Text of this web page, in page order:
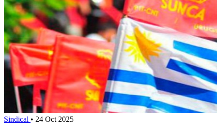
Sindical • 24 Oct 2025